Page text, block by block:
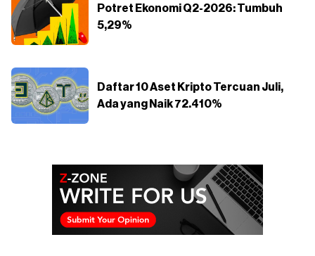
Potret Ekonomi Q2-2026: Tumbuh
5,29%
Daftar 10 Aset Kripto Tercuan Juli,
Ada yang Naik 72.410%